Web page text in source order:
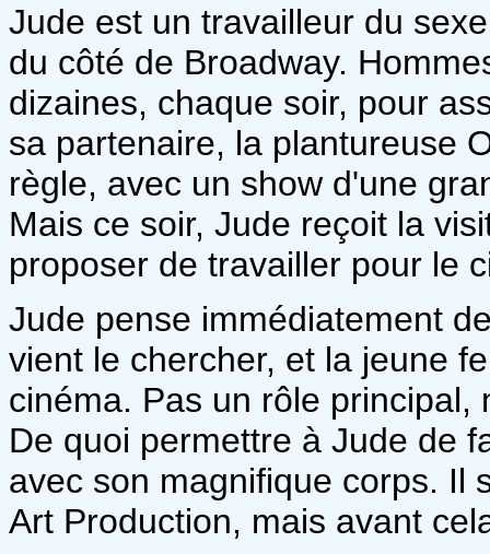
Jude est un travailleur du
du côté de Broadway.
dizaines, chaque soir, pour
sa partenaire, la plantureuse
règle, avec un show d'une
Mais ce soir, Jude reçoit la
proposer de travailler pour le
Jude pense immédiatement
vient le chercher, et la jeune
cinéma. Pas un rôle
De quoi permettre à Jude de
avec son magnifique corps. Il
Art Production, mais avant